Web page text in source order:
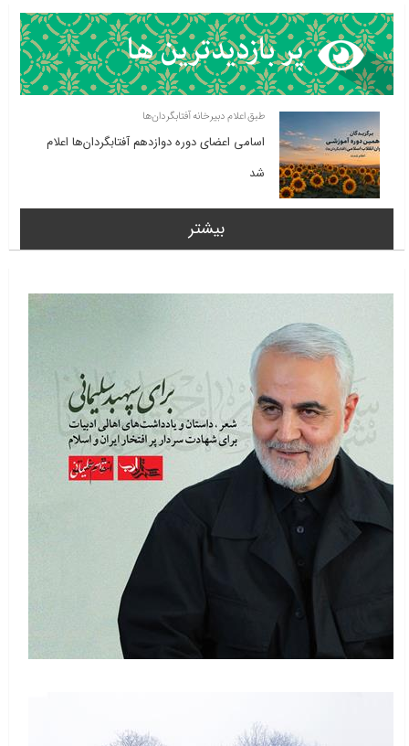
طبق اعلام دبیرخانه آفتابگردان‌ها
اسامی اعضای دوره دوازدهم آفتابگردان‌ها اعلام
شد
بیشتر